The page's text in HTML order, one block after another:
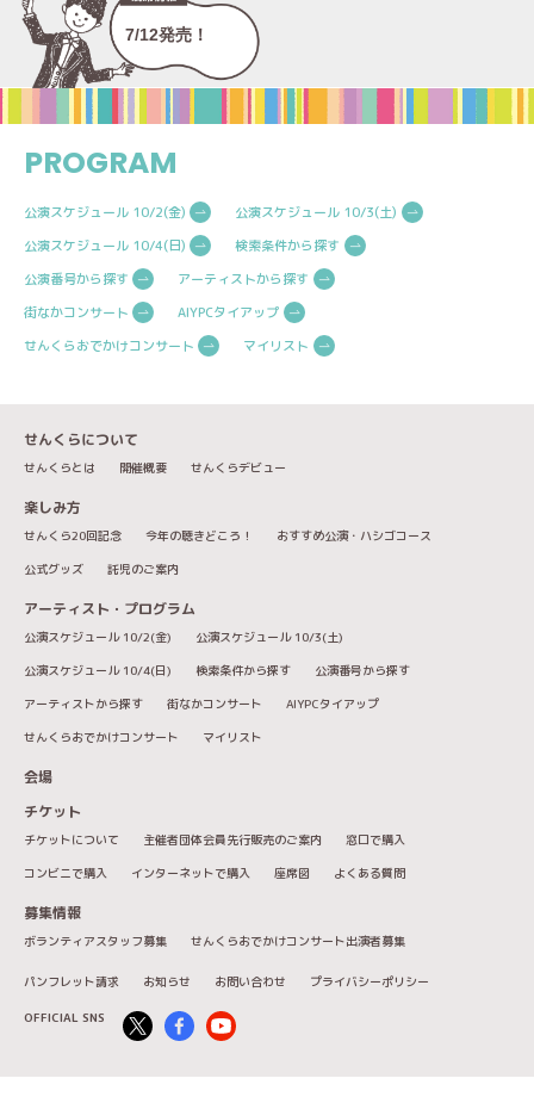
7/12発売！
PROGRAM
公演スケジュール 10/2(金)
公演スケジュール 10/3(土)
公演スケジュール 10/4(日)
検索条件から探す
公演番号から探す
アーティストから探す
街なかコンサート
AIYPCタイアップ
せんくらおでかけコンサート
マイリスト
せんくらについて
せんくらとは 開催概要 せんくらデビュー
楽しみ方
せんくら20回記念 今年の聴きどころ！
おすすめ公演・ハシゴコース
公式グッズ
託児のご案内
アーティスト・プログラム
公演スケジュール 10/2(金)
公演スケジュール 10/3(土)
公演スケジュール 10/4(日)
検索条件から探す
公演番号から探す
アーティストから探す
街なかコンサート
AIYPCタイアップ
せんくらおでかけコンサート
マイリスト
会場
チケット
チケットについて 主催者団体会員先行販売のご案内
窓口で購入
コンビニで購入
インターネットで購入 座席図 よくある質問
募集情報
ボランティアスタッフ募集 せんくらおでかけコンサート出演者募集
パンフレット請求 お知らせ お問い合わせ プライバシーポリシー
OFFICIAL SNS